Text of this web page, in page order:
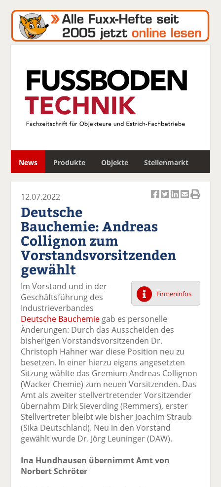
News Produkte Objekte Stellenmarkt
c
k
a
uf
ac
e
b
o
k
te
il
e
n
wi
er
n
uf
n
k
e
te
e
n
m
ai
l
d
e
n
e
n
12.07.2022
Deutsche
Bauchemie: Andreas
Collignon zum
Vorstandsvorsitzenden
gewählt
Firmeninfos
Im Vorstand und in der
Geschäftsführung des
Industrieverbandes
Deutsche Bauchemie gab es personelle
Änderungen: Durch das Ausscheiden des
bisherigen Vorstandsvorsitzenden Dr.
Christoph Hahner war diese Position neu zu
besetzen. In einer hierzu eigens angesetzten
Sitzung wählte das Gremium Andreas Collignon
(Wacker Chemie) zum neuen Vorsitzenden. Das
Amt als zweiter stellvertretender Vorsitzender
übernahm Dirk Sieverding (Remmers), erster
Stellvertreter bleibt wie bisher Joachim Straub
(Sika Deutschland). Neu in den Vorstand
gewählt wurde Dr. Jörg Leuninger (DAW).
Ina Hundhausen übernimmt Amt von
Norbert Schröter